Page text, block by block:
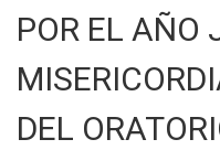
POR EL AÑO
DEL